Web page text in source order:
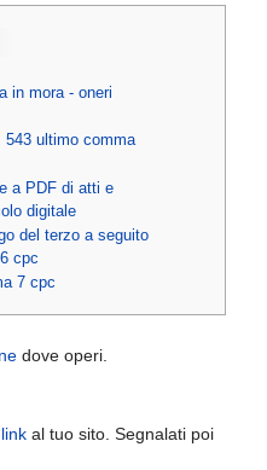
in mora - oneri
543 ultimo comma
a PDF di atti e
digitale
del terzo a seguito
cpc
7 cpc
dove operi.
link al tuo sito. Segnalati poi